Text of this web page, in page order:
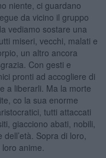
niente, ci guardano
da vicino il gruppo
vediamo sostare una
miseri, vecchi, malati e
un altro ancora
Con gesti e
pronti ad accogliere di
a liberarli. Ma la morte
co la sua enorme
tutti attaccati
giacciono abati, nobili,
Sopra di loro,
anime.